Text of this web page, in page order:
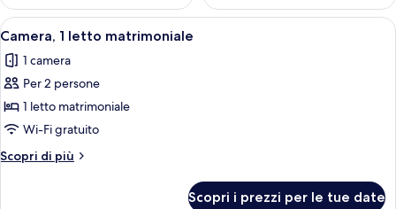
Apri
tutte
le
foto
per
Camera,
1
letto
Camera, 1 letto matrimoniale |
10
Camera, 1 letto matrimoniale
1 camera
Per 2 persone
1 letto matrimoniale
Wi-Fi gratuito
Scopri di più
Altri
Scopri i prezzi per le tue date